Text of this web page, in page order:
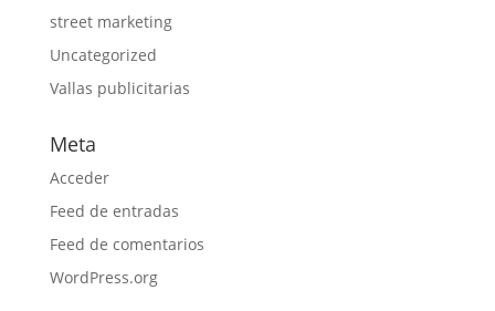
street marketing
Uncategorized
Vallas publicitarias
Meta
Acceder
Feed de entradas
Feed de comentarios
WordPress.org